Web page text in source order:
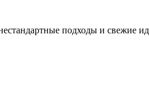
подходы и свежие